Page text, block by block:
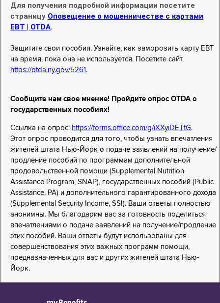
Для получения подробной информации посетите
страницу Оповещение о мошенничестве с картами
EBT | OTDA.
Защитите свои пособия. Узнайте, как заморозить карту EBT
на время, пока она не используется. Посетите сайт
https://otda.ny.gov/5261 .
Сообщите нам свое мнение! Пройдите опрос OTDA о
государственных пособиях!
Ссылка на опрос: https://forms.office.com/g/iXXyiDETtG.
Этот опрос проводится для того, чтобы узнать впечатления
жителей штата Нью-Йорк о подаче заявлений на получение/
продление пособий по программам дополнительной
продовольственной помощи (Supplemental Nutrition
Assistance Program, SNAP), государственных пособий (Public
Assistance, PA) и дополнительного гарантированного дохода
(Supplemental Security Income, SSI). Ваши ответы полностью
анонимны. Мы благодарим вас за готовность поделиться
впечатлениями о подаче заявлений на получение/продление
этих пособий. Ваши ответы будут использованы для
совершенствования этих важных программ помощи,
предназначенных для вас и других жителей штата Нью-
Йорк.